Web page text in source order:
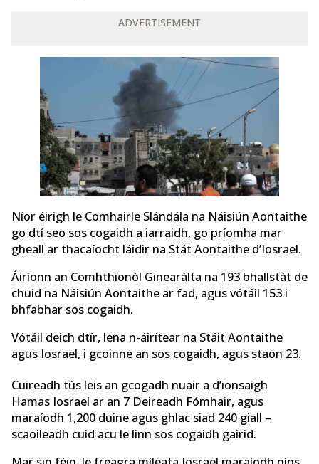
ADVERTISEMENT
Níor éirigh le Comhairle Slándála na Náisiún Aontaithe
go dtí seo sos cogaidh a iarraidh, go príomha mar
gheall ar thacaíocht láidir na Stát Aontaithe d’Iosrael.
Áiríonn an Comhthionól Ginearálta na 193 bhallstát de
chuid na Náisiún Aontaithe ar fad, agus vótáil 153 i
bhfabhar sos cogaidh.
Vótáil deich dtír, lena n-áirítear na Stáit Aontaithe
agus Iosrael, i gcoinne an sos cogaidh, agus staon 23.
Cuireadh tús leis an gcogadh nuair a d’ionsaigh
Hamas Iosrael ar an 7 Deireadh Fómhair, agus
maraíodh 1,200 duine agus ghlac siad 240 giall –
scaoileadh cuid acu le linn sos cogaidh gairid.